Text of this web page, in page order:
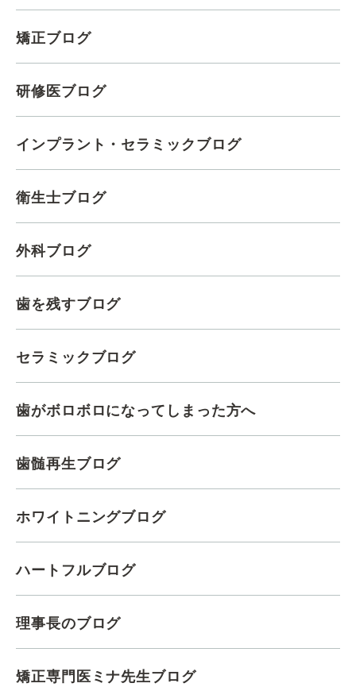
矯正ブログ
研修医ブログ
インプラント・セラミックブログ
衛生士ブログ
外科ブログ
歯を残すブログ
セラミックブログ
歯がボロボロになってしまった方へ
歯髄再生ブログ
ホワイトニングブログ
ハートフルブログ
理事長のブログ
矯正専門医ミナ先生ブログ